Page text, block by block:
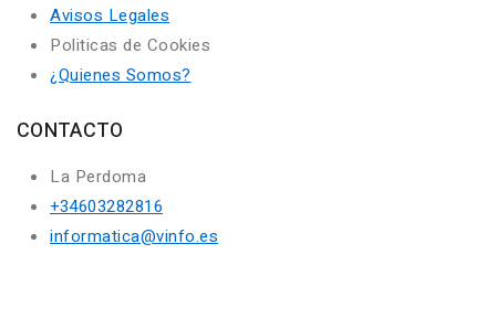
Avisos Legales
Politicas de Cookies
¿Quienes Somos?
CONTACTO
La Perdoma
+34603282816
informatica@vinfo.es